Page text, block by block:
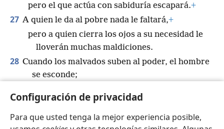
Configuración de privacidad
Para que usted tenga la mejor experiencia posible,
pero el que actúa con sabiduría escapará.+
27 A quien le da al pobre nada le faltará,+
pero a quien cierra los ojos a su necesidad le
lloverán muchas maldiciones.
28 Cuando los malvados suben al poder, el hombre
se esconde;
los justos.+